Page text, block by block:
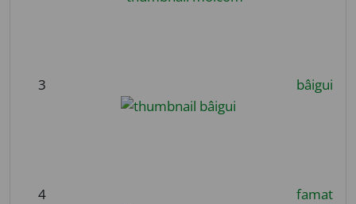
3 bâigui
4 famat